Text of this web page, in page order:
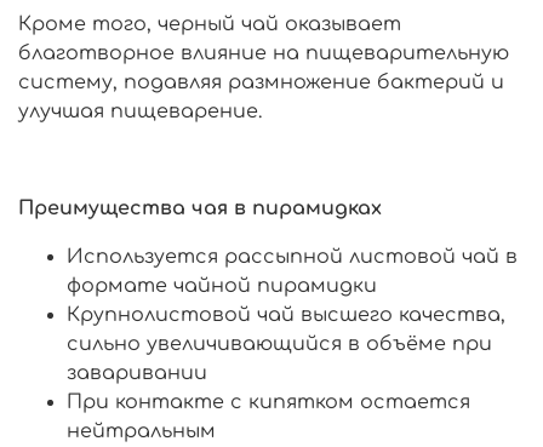
Кроме того, черный чай оказывает
благотворное влияние на пищеварительную
систему, подавляя размножение бактерий и
улучшая пищеварение.
Преимущества чая в пирамидках
Используется рассыпной листовой чай в
формате чайной пирамидки
Крупнолистовой чай высшего качества,
сильно увеличивающийся в объёме при
заваривании
При контакте с кипятком остается
нейтральным